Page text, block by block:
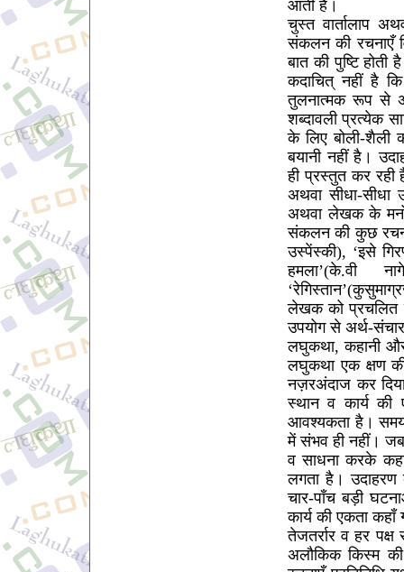
आती हैं।
चुस्त वार्तालाप
संकलन की रचनाएँ
बात की पुष्टि
कदाचित् नहीं है
तुलनात्मक रूप से
शब्दावली प्रत्येक
के लिए बोली-शैली
बयानी नहीं है।
ही प्रस्तुत कर रही
अथवा सीधा-सीधा
अथवा लेखक के
संकलन की कुछ
उस्पेंस्की), ‘इसे
हमला’(के.वी
लेखक को प्रचलित
उपयोग से अर्थ-
लघुकथा, कहानी
लघुकथा एक क्षण
नज़रअंदाज कर
स्थान व कार्य
आवश्यकता है।
में संभव ही नहीं।
व साधना करके
लगता है। उदाहरण
चार-पाँच बड़ी
कार्य की एकता
तेजतर्रार व हर
अलौकिक किस्म